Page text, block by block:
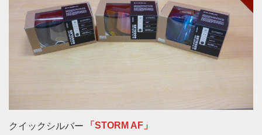
クイックシルバー 「STORM AF」